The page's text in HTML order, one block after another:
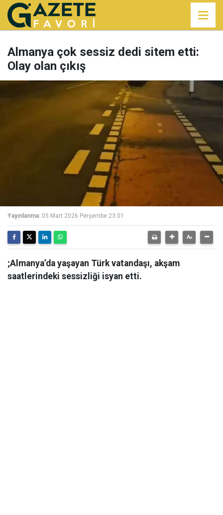
Almanya çok sessiz dedi sitem etti:
Olay olan çıkış
Yayınlanma: 05 Mart 2026 Perşembe 23:01
;Almanya’da yaşayan Türk vatandaşı, akşam
saatlerindeki sessizliği isyan etti.